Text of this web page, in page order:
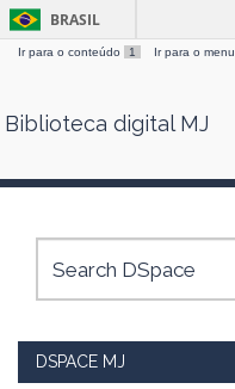
Skip
BRASIL
Ir para o conteúdo 1 Ir para o menu
Biblioteca digital MJ
DSPACE MJ